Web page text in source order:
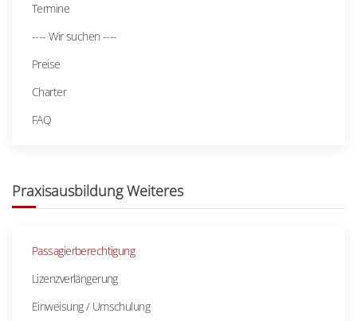
Termine
---- Wir suchen ----
Preise
Charter
FAQ
Praxisausbildung Weiteres
Passagierberechtigung
Lizenzverlängerung
Einweisung / Umschulung